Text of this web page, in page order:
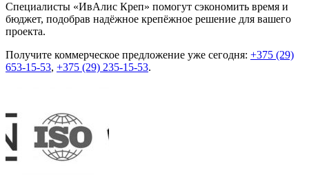
Специалисты «ИвАлис Креп» помогут сэкономить время и
бюджет, подобрав надёжное крепёжное решение для вашего
проекта.
Получите коммерческое предложение уже сегодня: +375 (29)
653-15-53, +375 (29) 235-15-53.